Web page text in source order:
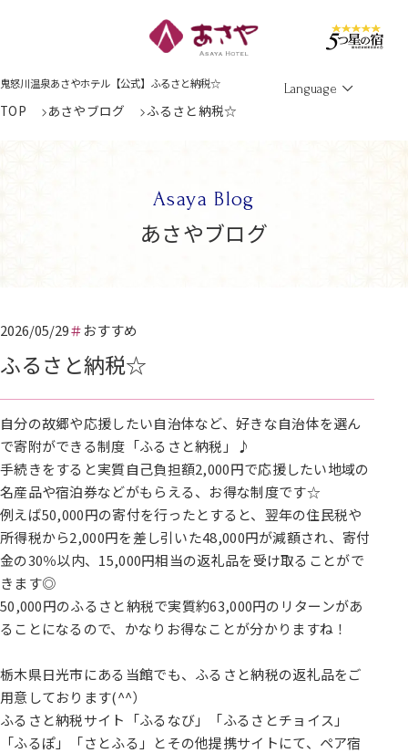
鬼怒川温泉あさやホテル【公式】ふるさと納税☆ Language
TOP あさやブログ ふるさと納税☆
Asaya Blog
あさやブログ
2026/05/29 おすすめ
ふるさと納税☆
自分の故郷や応援したい自治体など、好きな自治体を選ん
で寄附ができる制度「ふるさと納税」♪
手続きをすると実質自己負担額2,000円で応援したい地域の
名産品や宿泊券などがもらえる、お得な制度です☆
例えば50,000円の寄付を行ったとすると、翌年の住民税や
所得税から2,000円を差し引いた48,000円が減額され、寄付
金の30％以内、15,000円相当の返礼品を受け取ることがで
きます◎
50,000円のふるさと納税で実質約63,000円のリターンがあ
ることになるので、かなりお得なことが分かりますね！
栃木県日光市にある当館でも、ふるさと納税の返礼品をご
用意しております(^^）
ふるさと納税サイト「ふるなび」「ふるさとチョイス」
「ふるぽ」「さとふる」とその他提携サイトにて、ペア宿